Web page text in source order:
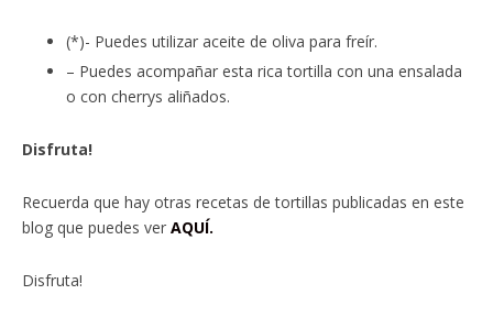
(*)- Puedes utilizar aceite de oliva para freír.
– Puedes acompañar esta rica tortilla con una ensalada
o con cherrys aliñados.
Disfruta!
Recuerda que hay otras recetas de tortillas publicadas en este
blog que puedes ver AQUÍ.
Disfruta!